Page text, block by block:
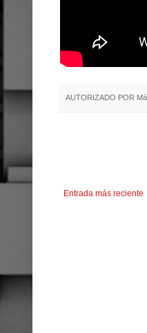
AUTORIZADO POR
Entrada más reciente